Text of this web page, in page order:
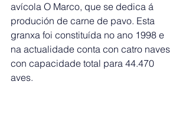
avícola O Marco, que se dedica á
produción de carne de pavo. Esta
granxa foi constituída no ano 1998 e
na actualidade conta con catro naves
con capacidade total para 44.470
aves.